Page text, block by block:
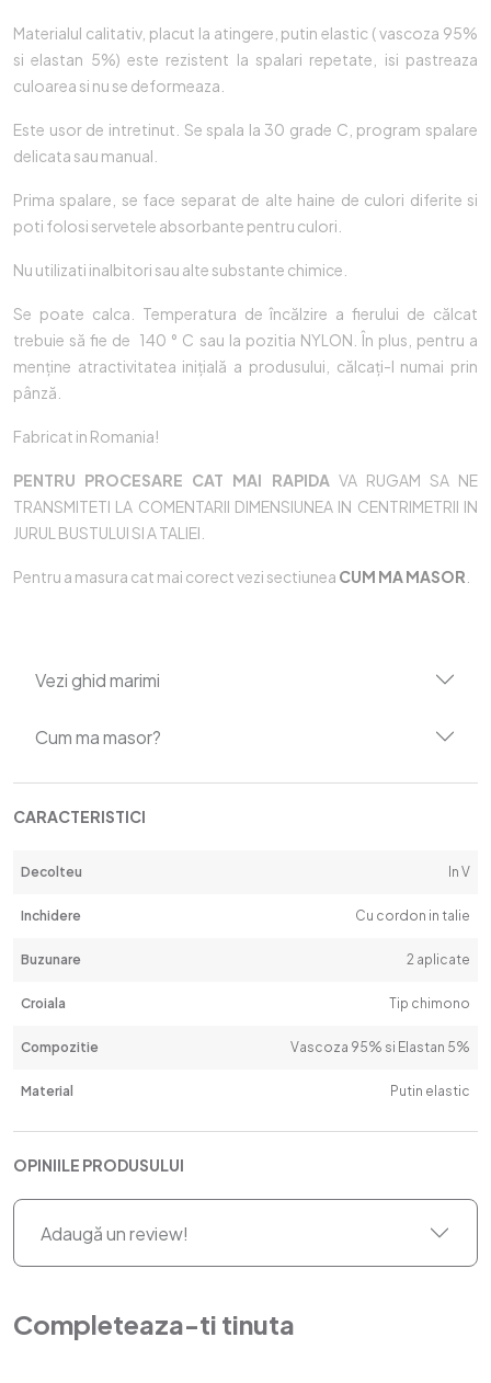
Materialul calitativ, placut la atingere, putin elastic ( vascoza 95%
si elastan 5%) este rezistent la spalari repetate, isi pastreaza
culoarea si nu se deformeaza.
Este usor de intretinut. Se spala la 30 grade C, program spalare
delicata sau manual.
Prima spalare, se face separat de alte haine de culori diferite si
poti folosi servetele absorbante pentru culori.
Nu utilizati inalbitori sau alte substante chimice.
Se poate calca. Temperatura de încălzire a fierului de călcat
trebuie să fie de 140 ° C sau la pozitia NYLON. În plus, pentru a
menține atractivitatea inițială a produsului, călcați-l numai prin
pânză.
Fabricat in Romania!
PENTRU PROCESARE CAT MAI RAPIDAVA RUGAM SA NE
TRANSMITETI LA COMENTARII DIMENSIUNEA IN CENTRIMETRII IN
JURUL BUSTULUI SI A TALIEI.
Pentru a masura cat mai corect vezi sectiunea CUM MA MASOR
Vezi ghid marimi
Cum ma masor?
CARACTERISTICI
Decolteu In V
Inchidere Cu cordon in talie
Buzunare 2 aplicate
Croiala Tip chimono
Compozitie Vascoza 95% si Elastan 5%
Material Putin elastic
OPINIILE PRODUSULUI
Adaugă un review!
Completeaza-ti tinuta